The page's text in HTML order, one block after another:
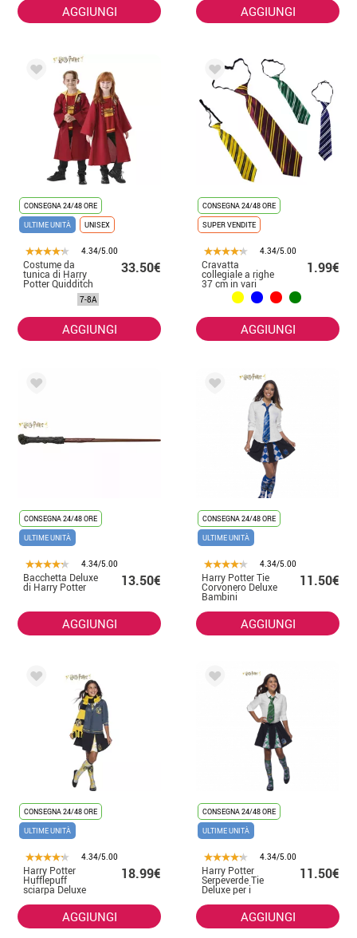
AGGIUNGI AGGIUNGI
CONSEGNA 24/48 ORE
ULTIME UNITÀ
UNISEX
4.34/5.00
Costume da
tunica di Harry
Potter Quidditch
Grifondoro per
33.50€
7-8A
AGGIUNGI
CONSEGNA 24/48 ORE
SUPER VENDITE
4.34/5.00
Cravatta
collegiale a righe
37 cm in vari
1.99€
AGGIUNGI
CONSEGNA 24/48 ORE
ULTIME UNITÀ
4.34/5.00
Bacchetta Deluxe
di Harry Potter 13.50€
AGGIUNGI
CONSEGNA 24/48 ORE
ULTIME UNITÀ
4.34/5.00
Harry Potter Tie
Corvonero Deluxe
Bambini
11.50€
AGGIUNGI
CONSEGNA 24/48 ORE
ULTIME UNITÀ
4.34/5.00
Harry Potter
Hufflepuff
sciarpa Deluxe
per i bambini
18.99€
AGGIUNGI
CONSEGNA 24/48 ORE
ULTIME UNITÀ
4.34/5.00
Harry Potter
Serpeverde Tie
Deluxe per i
bambini
11.50€
AGGIUNGI